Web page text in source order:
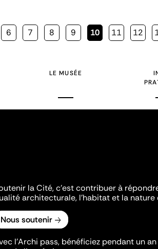
Page
6 Page
7 Page
8 Page
9
Page
10 Page
11 Page
12
LE MUSÉE
la Cité, c'est contribuer à
architecturale, l'habitat et la nature
Nous soutenir
l’Archi pass, bénéficiez pendant un